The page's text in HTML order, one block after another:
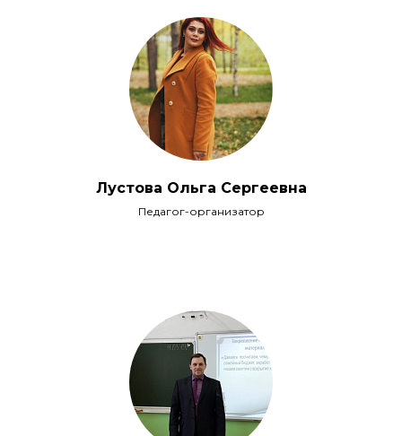
Лустова Ольга Сергеевна
Педагог-организатор